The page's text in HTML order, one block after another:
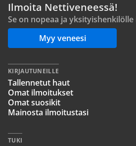
Ilmoita Nettiveneessä!
Se on nopeaa ja yksityishenkilölle
Myy veneesi
KIRJAUTUNEILLE
Tallennetut haut
Omat ilmoitukset
Omat suosikit
Mainosta ilmoitustasi
TUKI